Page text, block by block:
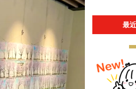
最